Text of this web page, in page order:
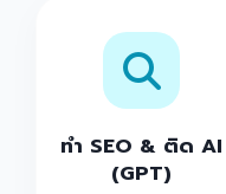
ทำ SEO & ติด AI
(GPT)